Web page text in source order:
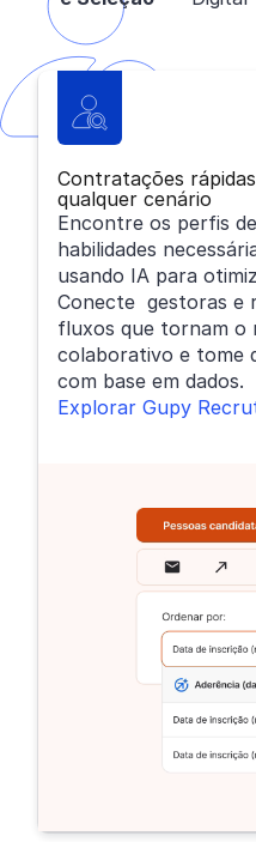
Contratações
qualquer cenário
Encontre os perfis
habilidades
usando IA para
Conecte gestoras e
fluxos que tornam o
colaborativo e tome
com base em dados.
Explorar Gupy